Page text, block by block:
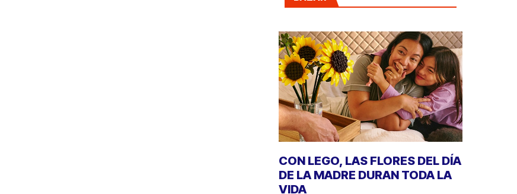
CON LEGO, LAS FLORES DEL DÍA
DE LA MADRE DURAN TODA LA
VIDA